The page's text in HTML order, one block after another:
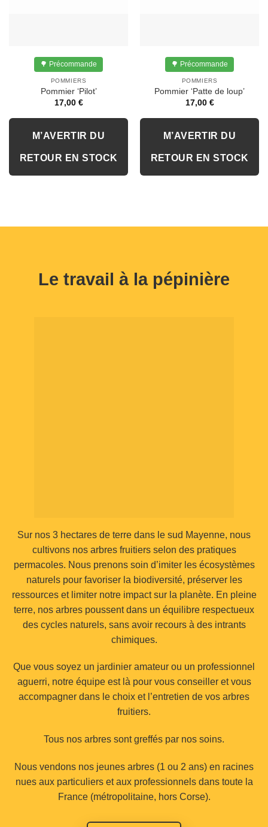
🌳 Précommande
POMMIERS
Pommier ‘Pilot’
17,00 €
M’AVERTIR DU
RETOUR EN STOCK
🌳 Précommande
POMMIERS
Pommier ‘Patte de loup’
17,00 €
M’AVERTIR DU
RETOUR EN STOCK
Le travail à la pépinière
Sur nos 3 hectares de terre dans le sud Mayenne, nous
cultivons nos arbres fruitiers selon des pratiques
permacoles. Nous prenons soin d’imiter les écosystèmes
naturels pour favoriser la biodiversité, préserver les
ressources et limiter notre impact sur la planète. En pleine
terre, nos arbres poussent dans un équilibre respectueux
des cycles naturels, sans avoir recours à des intrants
chimiques.
Que vous soyez un jardinier amateur ou un professionnel
aguerri, notre équipe est là pour vous conseiller et vous
accompagner dans le choix et l’entretien de vos arbres
fruitiers.
Tous nos arbres sont greffés par nos soins.
Nous vendons nos jeunes arbres (1 ou 2 ans) en racines
nues aux particuliers et aux professionnels dans toute la
France (métropolitaine, hors Corse).